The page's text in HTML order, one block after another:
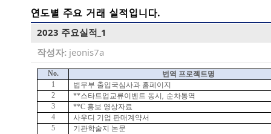
연도별 주요 거래 실적입니다.
2023 주요실적_1
작성자: jeonis7a
No.
번역 프로젝트명
1
법무부 출입국심사과 홈페이지
2
**스타트업교류이벤트 동시, 순차통역
3
**C 홍보 영상자료
4
사우디 기업 판매계약서
5
기관학술지 논문